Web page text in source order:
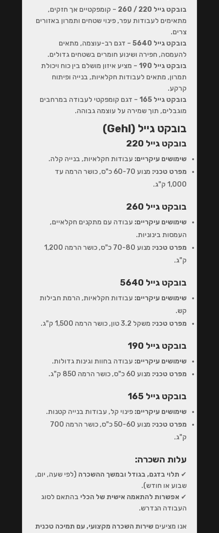
בובקט גייל 220 / 260
– קומפקטיים אך חזקים,
מתאימים לעבודות עפר, פינוי שטחים ותמרון באזורים
צרים.
בובקט גייל 5640
– דגם רב-עוצמה, מתאים
להעמסה, חפירה ושינוע חומרים בשטחים גדולים.
בובקט גייל 190
– מציע איזון מושלם בין כוח ויכולת
תמרון, מתאים לעבודות חקלאיות, בנייה ופיתוח
קרקע.
בובקט גייל 165
– דגם קומפקטי לעבודה במרחבים
מוגבלים, תוך שמירה על עוצמה גבוהה.
בובקט גייל (Gehl)
בובקט גייל 220
שימושים עיקריים: עבודות חקלאיות, בנייה קלה.
מפרט טכני:
מנוע 60-70 כ"ס, כושר הרמה עד
1,000 ק"ג.
בובקט גייל 260
שימושים עיקריים: עבודה עם מתקנים חקלאיים,
העמסות בינוניות.
מפרט טכני:
מנוע 70-80 כ"ס, כושר הרמה 1,200
ק"ג.
בובקט גייל 5640
שימושים עיקריים: עבודות חקלאיות, הרמת חבילות
קש.
מפרט טכני: משקל 3.2 טון, כושר הרמה 1,500 ק"ג.
בובקט גייל 190
שימושים עיקריים: עבודה בחוות וגינות גדולות.
מפרט טכני: מנוע 60 כ"ס, כושר הרמה 850 ק"ג.
בובקט גייל 165
שימושים עיקריים: פינוי קל, עבודות בנייה קטנות.
מפרט טכני:
מנוע 50-60 כ"ס, כושר הרמה 700
ק"ג.
עלות השכרה:
✔ תלוי בדגם, בגודל ובמשך ההשכרה (לפי שעה, יום,
שבוע או חודש).
✔ אפשרות להתאמה אישית של הכלי בהתאם לסוג
העבודה הנדרש.
אנו מציעים שירות השכרה מקצועי, עם תמיכה טכנית